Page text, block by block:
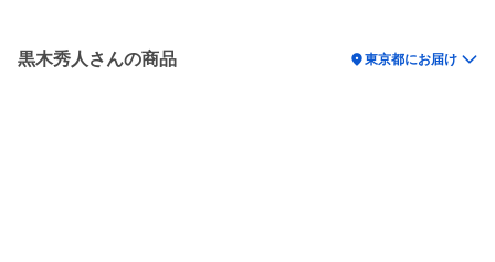
黒木秀人さんの商品 location_on東京都にお届け